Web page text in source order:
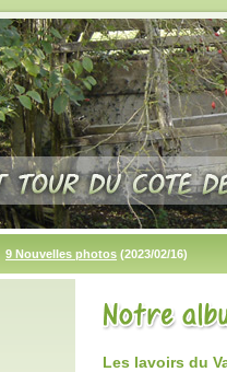
9 Nouvelles photos (2023/02/16)
Les lavoirs du